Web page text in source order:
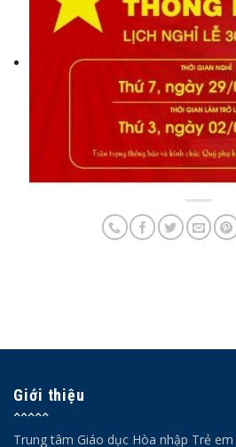
Giới thiệu
Trung tâm Giáo dục Hòa nhập Trẻ